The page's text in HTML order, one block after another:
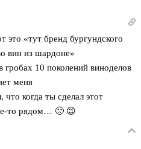
это «тут бренд бургундского
вин из шардоне»
гробах 10 поколений виноделов
меня
когда ты сделал этот
то рядом… 🙁 😉